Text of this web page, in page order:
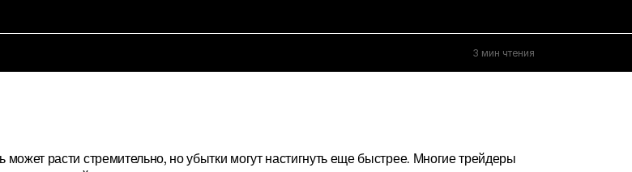
3 мин чтения
может расти стремительно, но убытки могут настигнуть еще быстрее. Многие трейдеры